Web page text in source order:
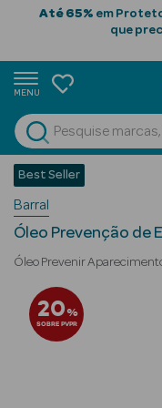
Até 65% em
que
MENU
Ver Tudo
Beauty Season
Beauty Season
Cabelo
Profissional
Beauty Season
Cosmética
Cosmética Rosto e
Cosmética Corpo
Estrias
Best Seller
Barral
Óleo Prevenção de
Óleo Prevenir
20%
SOBRE PVPR